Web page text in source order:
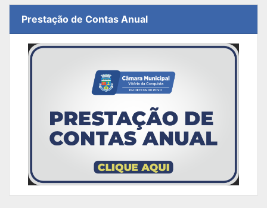
Prestação de Contas Anual